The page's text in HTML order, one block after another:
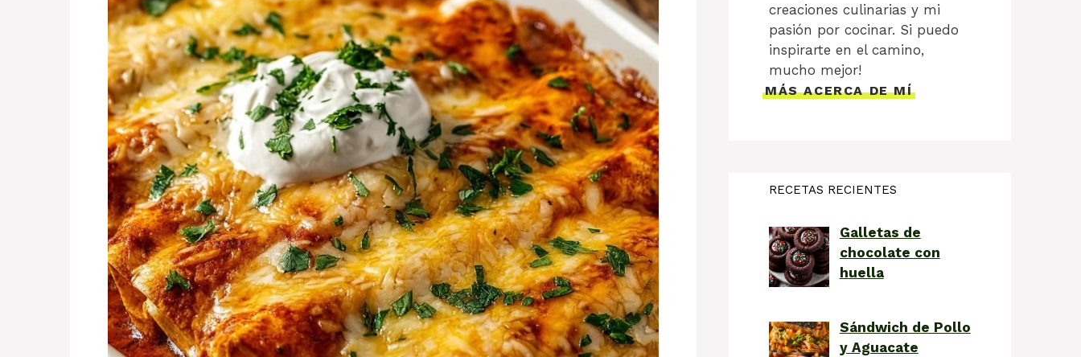
creaciones culinarias y mi
pasión por cocinar. Si puedo
inspirarte en el camino,
mucho mejor!
MÁS ACERCA DE MÍ
RECETAS RECIENTES
Galletas de
chocolate con
huella
Sándwich de Pollo
y Aguacate